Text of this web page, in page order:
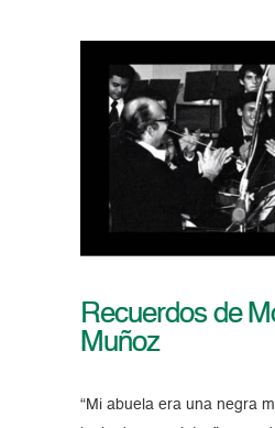
Recuerdos de
Muñoz
“Mi abuela era una negra